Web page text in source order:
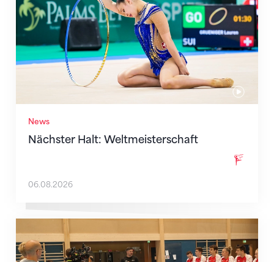
News
Nächster Halt: Weltmeisterschaft
06.08.2026
Mit klaren Zielen nach Zagreb